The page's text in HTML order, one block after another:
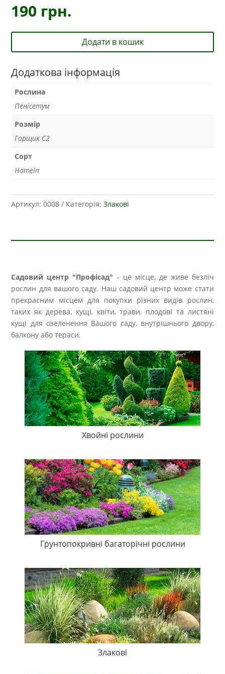
190 грн.
Додати в кошик
Додаткова інформація
Рослина
Пенісетум
Розмір
Горщик С2
Сорт
Hameln
Артикул: 0008 Категорія: Злакові
Садовий центр "Профісад" - це місце, де живе безліч
рослин для вашого саду. Наш садовий центр може стати
прекрасним місцем для покупки різних видів рослин,
таких як дерева, кущі, квіти, трави, плодові та листяні
кущі для озеленення Вашого саду, внутрішнього двору,
балкону або тераси.
Хвойні рослини
Грунтопокривні багаторічні рослини
Злакові